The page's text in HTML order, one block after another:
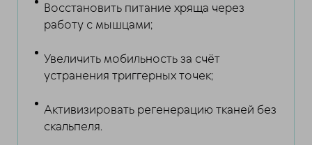
Восстановить питание хряща через
работу с мышцами;
Увеличить мобильность за счёт
устранения триггерных точек;
Активизировать регенерацию тканей без
скальпеля.